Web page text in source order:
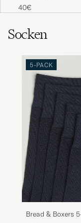
Kaunis väri ja
SANNA S
Deilig!!!!!
TARALD R
Laadukkaat
luulin väriä
yllättävän
JOHANNA K
40€
Socken
5-PACK
Bread & Boxers